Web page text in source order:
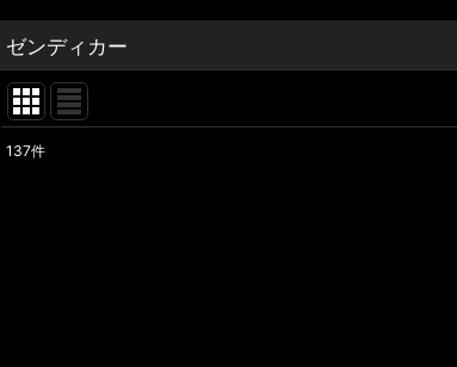
ゼンディカー
137件